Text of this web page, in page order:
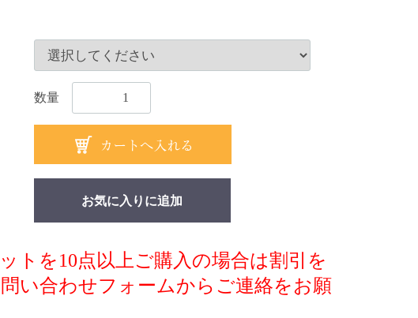
数量
お気に入りに追加
トを10点以上ご購入の場合は割引を
い合わせフォームからご連絡をお願